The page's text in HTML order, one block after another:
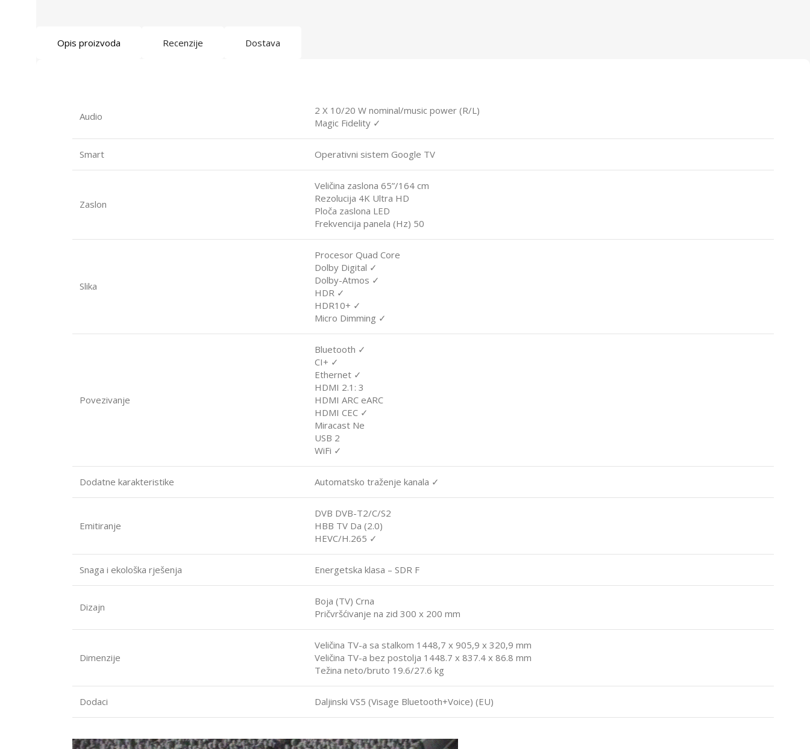
Opis proizvoda Recenzije Dostava
Audio
2 X 10/20 W nominal/music power (R/L)
Magic Fidelity ✓
Smart Operativni sistem Google TV
Zaslon
Veličina zaslona 65”/164 cm
Rezolucija 4K Ultra HD
Ploča zaslona LED
Frekvencija panela (Hz) 50
Slika
Procesor Quad Core
Dolby Digital ✓
Dolby-Atmos ✓
HDR ✓
HDR10+ ✓
Micro Dimming ✓
Povezivanje
Bluetooth ✓
CI+ ✓
Ethernet ✓
HDMI 2.1: 3
HDMI ARC eARC
HDMI CEC ✓
Miracast Ne
USB 2
WiFi ✓
Dodatne karakteristike Automatsko traženje kanala ✓
Emitiranje
DVB DVB-T2/C/S2
HBB TV Da (2.0)
HEVC/H.265 ✓
Snaga i ekološka rješenja Energetska klasa – SDR F
Dizajn
Boja (TV) Crna
Pričvršćivanje na zid 300 x 200 mm
Dimenzije
Veličina TV-a sa stalkom 1448,7 x 905,9 x 320,9 mm
Veličina TV-a bez postolja 1448.7 x 837.4 x 86.8 mm
Težina neto/bruto 19.6/27.6 kg
Dodaci Daljinski VS5 (Visage Bluetooth+Voice) (EU)
Video